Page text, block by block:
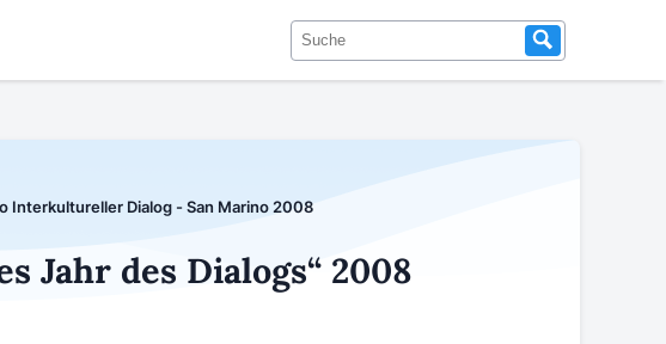
Interkultureller Dialog - San Marino 2008
Jahr des Dialogs“ 2008